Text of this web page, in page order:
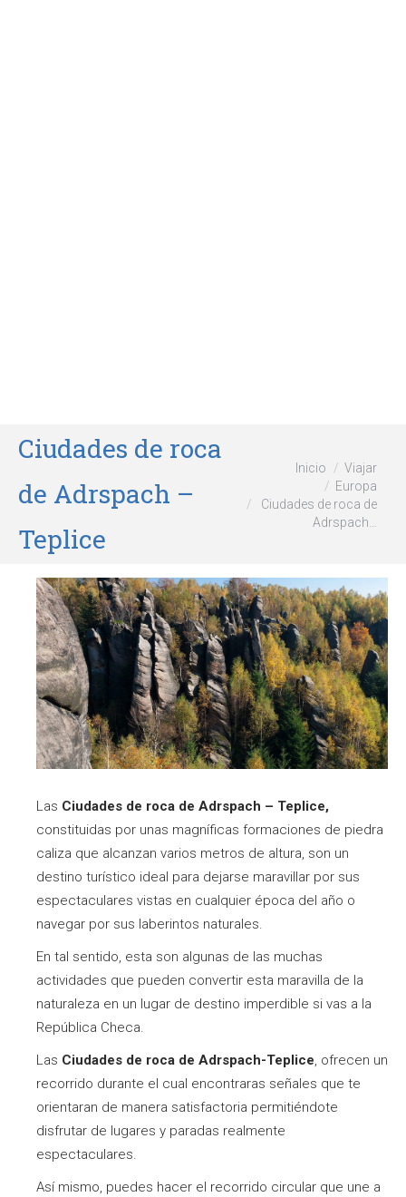
Ciudades de roca
de Adrspach –
Teplice
Inicio
Viajar
Europa
Ciudades de roca de
Adrspach…
Las Ciudades de roca de Adrspach – Teplice,
constituidas por unas magníficas formaciones de piedra
caliza que alcanzan varios metros de altura, son un
destino turístico ideal para dejarse maravillar por sus
espectaculares vistas en cualquier época del año o
navegar por sus laberintos naturales.
En tal sentido, esta son algunas de las muchas
actividades que pueden convertir esta maravilla de la
naturaleza en un lugar de destino imperdible si vas a la
República Checa.
Las Ciudades de roca de Adrspach-Teplice, ofrecen un
recorrido durante el cual encontraras señales que te
orientaran de manera satisfactoria permitiéndote
disfrutar de lugares y paradas realmente
espectaculares.
Así mismo, puedes hacer el recorrido circular que une a